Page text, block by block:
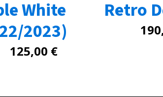
White
2023)
125,00 €
Retro